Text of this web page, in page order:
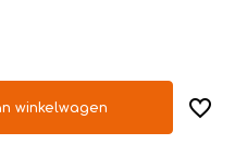
winkelwagen